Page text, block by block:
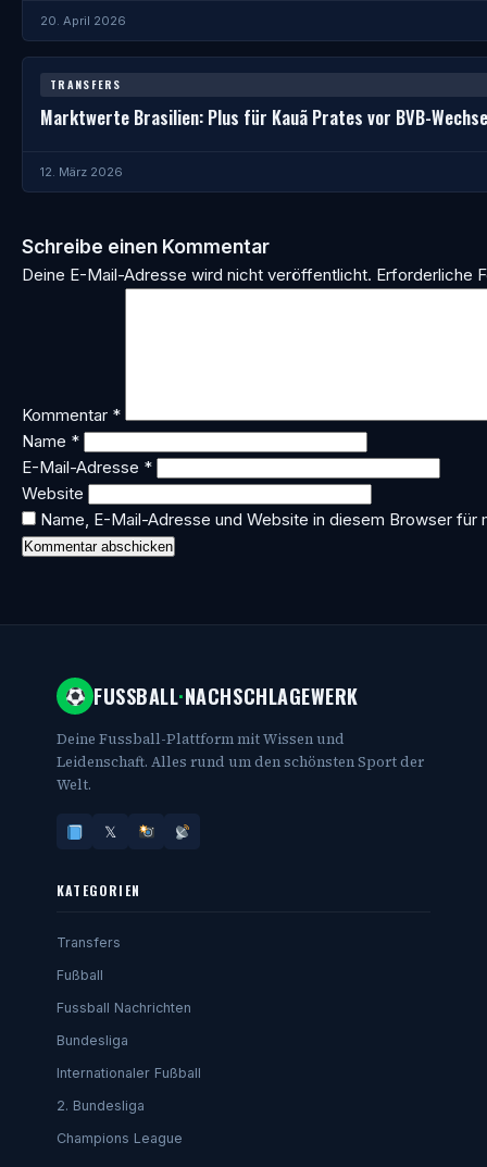
20. April 2026
TRANSFERS
Marktwerte Brasilien: Plus für Kauã Prates vor BVB-
12. März 2026
Schreibe einen Kommentar
Deine E-Mail-Adresse wird nicht veröffentlicht. Erforderliche
Kommentar *
Name *
E-Mail-Adresse *
Website
Name, E-Mail-Adresse und Website in diesem Browser für
FUSSBALL·NACHSCHLAGEWERK
Deine Fussball-Plattform mit Wissen und
Leidenschaft. Alles rund um den schönsten Sport der
Welt.
𝕏
KATEGORIEN
Transfers
Fußball
Fussball Nachrichten
Bundesliga
Internationaler Fußball
2. Bundesliga
Champions League